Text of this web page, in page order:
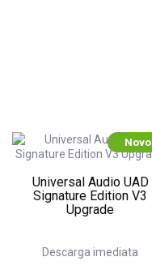
Novo
Universal Audio UAD
Signature Edition V3
Upgrade
Descarga imediata